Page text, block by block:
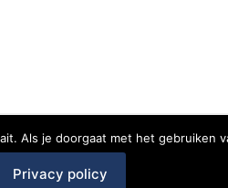
Als je doorgaat met het gebruiken
Privacy policy